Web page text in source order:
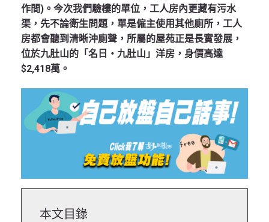
作間)。今次我們驗樓的單位，工人房內更藏有污水
渠，先不論衛生問題，單是僱主使用其他廁所，工人
房都會聽到清晰沖廁聲，所屬的屋苑正是長實發展，
位於九肚山的「名日‧九肚山」洋房，身價高達
$2,418萬。
本文目錄